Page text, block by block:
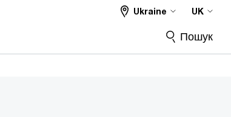
Ukraine UK
Пошук